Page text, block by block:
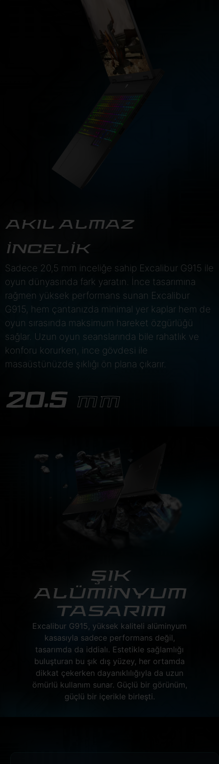
AKIL ALMAZ
İNCELİK
Sadece 20,5 mm inceliğe sahip Excalibur G915 ile
oyun dünyasında fark yaratın. İnce tasarımına
rağmen yüksek performans sunan Excalibur
G915, hem çantanızda minimal yer kaplar hem de
oyun sırasında maksimum hareket özgürlüğü
sağlar. Uzun oyun seanslarında bile rahatlık ve
konforu korurken, ince gövdesi ile
masaüstünüzde şıklığı ön plana çıkarır.
20.5 MM
ŞIK
ALÜMİNYUM
TASARIM
Excalibur G915, yüksek kaliteli alüminyum
kasasıyla sadece performans değil,
tasarımda da iddialı. Estetikle sağlamlığı
buluşturan bu şık dış yüzey, her ortamda
dikkat çekerken dayanıklılığıyla da uzun
ömürlü kullanım sunar. Güçlü bir görünüm,
güçlü bir içerikle birleşti.